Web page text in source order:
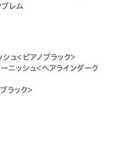
レム
ュ＜ピアノブラック＞
ニッシュ＜ヘアラインダーク
ラック＞